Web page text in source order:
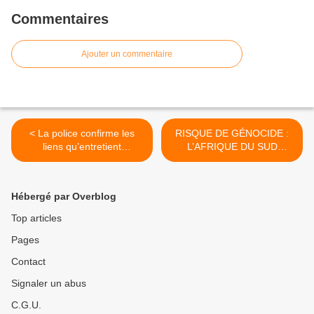
Commentaires
Ajouter un commentaire
< La police confirme les
liens qu’entretient
Alexandre Benalla avec des
RISQUE DE GÉNOCIDE :
L’AFRIQUE DU SUD
GAGNE SON PREMIER
Hébergé par Overblog
Top articles
Pages
Contact
Signaler un abus
C.G.U.